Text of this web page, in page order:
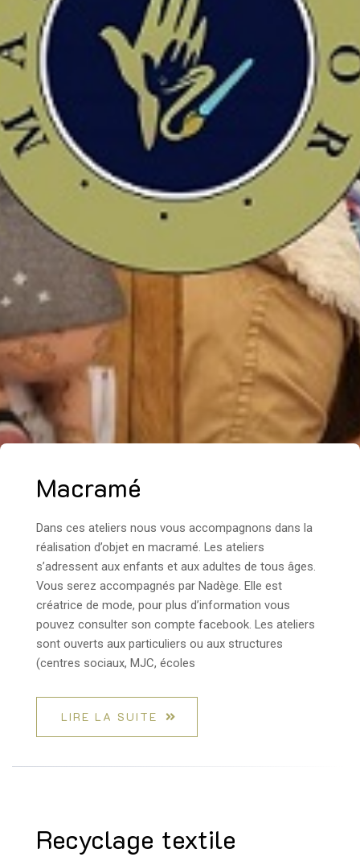
Macramé
Dans ces ateliers nous vous accompagnons dans la
réalisation d’objet en macramé. Les ateliers
s’adressent aux enfants et aux adultes de tous âges.
Vous serez accompagnés par Nadège. Elle est
créatrice de mode, pour plus d’information vous
pouvez consulter son compte facebook. Les ateliers
sont ouverts aux particuliers ou aux structures
(centres sociaux, MJC, écoles
LIRE LA SUITE
Recyclage textile